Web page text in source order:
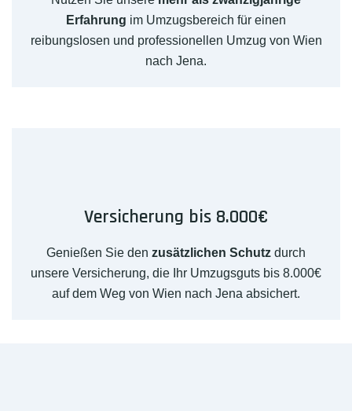
Erfahrung im Umzugsbereich für einen
reibungslosen und professionellen Umzug von Wien
nach Jena.
Versicherung bis 8.000€
Genießen Sie den zusätzlichen Schutz durch
unsere Versicherung, die Ihr Umzugsguts bis 8.000€
auf dem Weg von Wien nach Jena absichert.